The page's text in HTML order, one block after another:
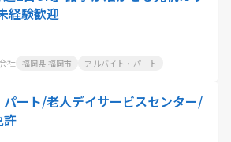
経験歓迎
社 福岡県 福岡市 アルバイト・パート
パート/老人デイサービスセンター/
許